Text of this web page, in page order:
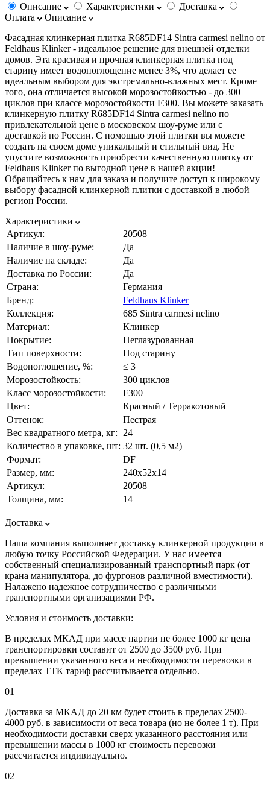
Описание
Характеристики
Доставка
Оплата
Описание
Фасадная клинкерная плитка R685DF14 Sintra carmesi nelino от
Feldhaus Klinker - идеальное решение для внешней отделки
домов. Эта красивая и прочная клинкерная плитка под
старину имеет водопоглощение менее 3%, что делает ее
идеальным выбором для экстремально-влажных мест. Кроме
того, она отличается высокой морозостойкостью - до 300
циклов при классе морозостойкости F300. Вы можете заказать
клинкерную плитку R685DF14 Sintra carmesi nelino по
привлекательной цене в московском шоу-руме или с
доставкой по России. С помощью этой плитки вы можете
создать на своем доме уникальный и стильный вид. Не
упустите возможность приобрести качественную плитку от
Feldhaus Klinker по выгодной цене в нашей акции!
Обращайтесь к нам для заказа и получите доступ к широкому
выбору фасадной клинкерной плитки с доставкой в любой
регион России.
Характеристики
Артикул:
20508
Наличие в шоу-руме:
Да
Наличие на складе:
Да
Доставка по России:
Да
Страна:
Германия
Бренд:
Feldhaus Klinker
Коллекция:
685 Sintra carmesi nelino
Материал:
Клинкер
Покрытие:
Неглазурованная
Тип поверхности:
Под старину
Водопоглощение, %:
≤ 3
Морозостойкость:
300 циклов
Класс морозостойкости:
F300
Цвет:
Красный / Терракотовый
Оттенок:
Пестрая
Вес квадратного метра, кг:
24
Количество в упаковке, шт: 32 шт. (0,5 м2)
Формат:
DF
Размер, мм:
240х52х14
Артикул:
20508
Толщина, мм:
14
Доставка
Наша компания выполняет доставку клинкерной продукции в
любую точку Российской Федерации. У нас имеется
собственный специализированный транспортный парк (от
крана манипулятора, до фургонов различной вместимости).
Налажено надежное сотрудничество с различными
транспортными организациями РФ.
Условия и стоимость доставки:
В пределах МКАД при массе партии не более 1000 кг цена
транспортировки составит от 2500 до 3500 руб. При
превышении указанного веса и необходимости перевозки в
пределах ТТК тариф рассчитывается отдельно.
01
Доставка за МКАД до 20 км будет стоить в пределах 2500-
4000 руб. в зависимости от веса товара (но не более 1 т). При
необходимости доставки сверх указанного расстояния или
превышении массы в 1000 кг стоимость перевозки
рассчитается индивидуально.
02